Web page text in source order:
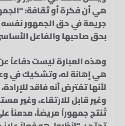
هي أن فكرة أو ثقافة:
جريمة في حق الجمهور
بحق صاحبها والفاعل
وهذه العبارة ليست دفاعاً
هي إهانة له، وتشكيك في
لأنها تفترض أنه فاقد
وغير قابل للارتقاء، وغير
تُنتج جمهوراً مريضاً، مدمناً